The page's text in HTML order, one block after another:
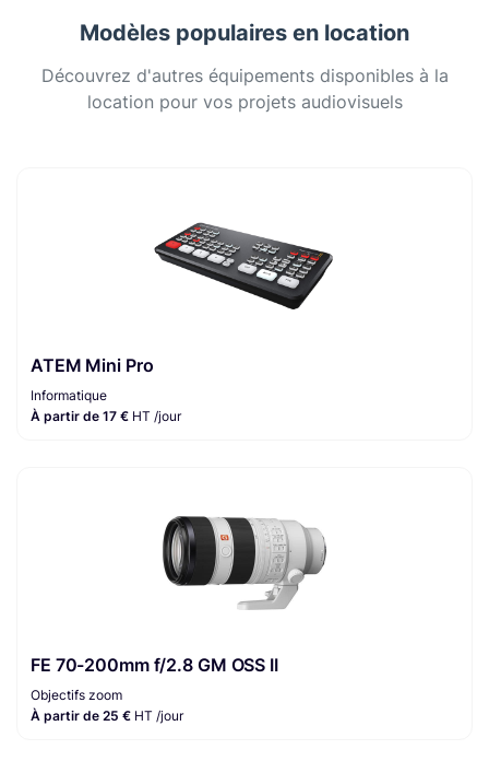
Modèles populaires en location
Découvrez d'autres équipements disponibles à la
location pour vos projets audiovisuels
ATEM Mini Pro
Informatique
À partir de 17 € HT /jour
FE 70-200mm f/2.8 GM OSS II
Objectifs zoom
À partir de 25 € HT /jour